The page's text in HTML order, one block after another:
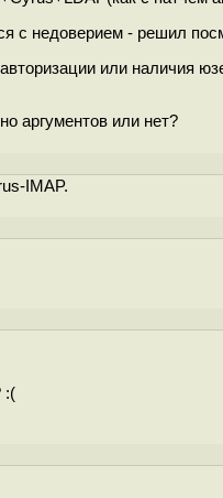
с недоверием - решил
или наличия
аргументов или нет?
IMAP.
:(